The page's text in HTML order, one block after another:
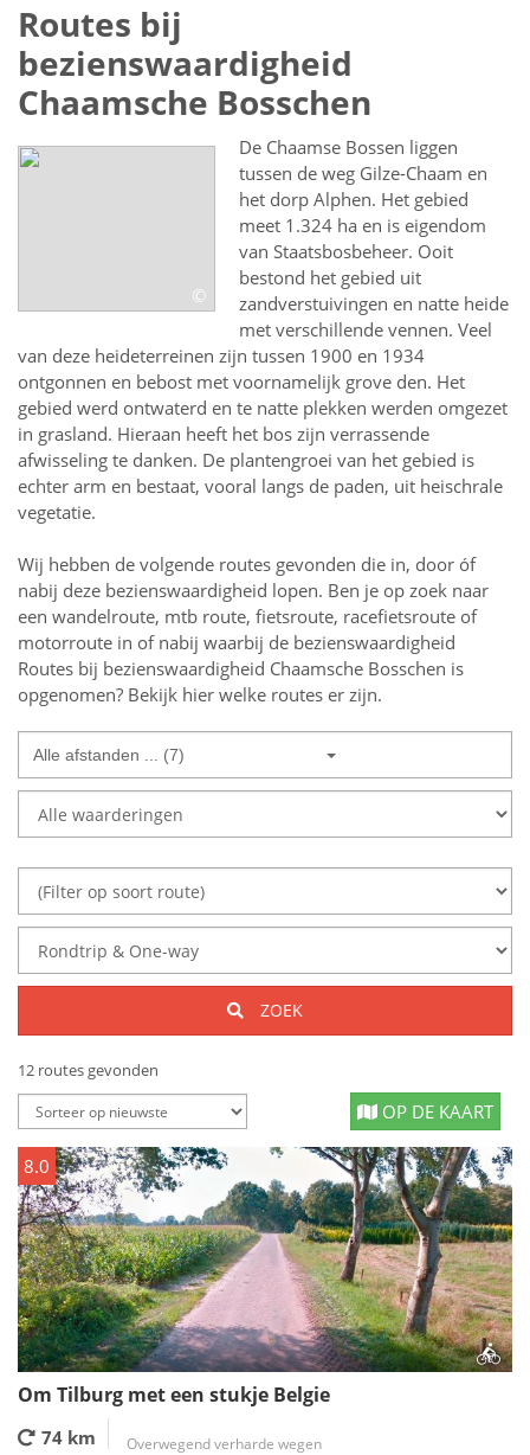
Routes bij
bezienswaardigheid
Chaamsche Bosschen
©
De Chaamse Bossen liggen
tussen de weg Gilze-Chaam en
het dorp Alphen. Het gebied
meet 1.324 ha en is eigendom
van Staatsbosbeheer. Ooit
bestond het gebied uit
zandverstuivingen en natte heide
met verschillende vennen. Veel
van deze heideterreinen zijn tussen 1900 en 1934
ontgonnen en bebost met voornamelijk grove den. Het
gebied werd ontwaterd en te natte plekken werden omgezet
in grasland. Hieraan heeft het bos zijn verrassende
afwisseling te danken. De plantengroei van het gebied is
echter arm en bestaat, vooral langs de paden, uit heischrale
vegetatie.
Wij hebben de volgende routes gevonden die in, door óf
nabij deze bezienswaardigheid lopen. Ben je op zoek naar
een wandelroute, mtb route, fietsroute, racefietsroute of
motorroute in of nabij waarbij de bezienswaardigheid
Routes bij bezienswaardigheid Chaamsche Bosschen is
opgenomen? Bekijk hier welke routes er zijn.
Alle afstanden ... (7)
ZOEK
12 routes gevonden
OP DE KAART
8.0
Om Tilburg met een stukje Belgie
74 km Overwegend verharde wegen